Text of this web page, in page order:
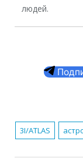
людей.
3I/ATLAS